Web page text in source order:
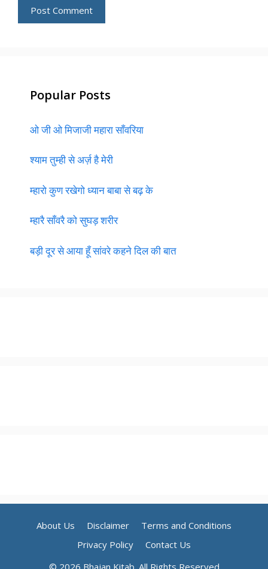
Popular Posts
ओ जी ओ मिजाजी महारा साँवरिया
श्याम तुम्ही से अर्ज़ है मेरी
म्हारो कुण रखेगो ध्यान बाबा से बढ़ के
म्हारै साँवरै को सुघड़ शरीर
बड़ी दूर से आया हूँ सांवरे कहने दिल की बात
About Us Disclaimer
Terms and Conditions
Privacy Policy
Contact Us
© 2026 Bhajan Kitab. All Rights Reserved